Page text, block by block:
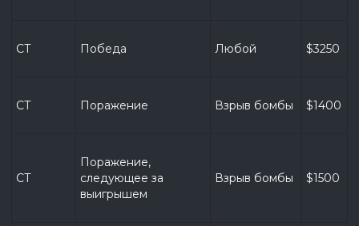
CT Победа Любой $3250
CT Поражение Взрыв бомбы $1400
CT
Поражение,
следующее за
выигрышем
Взрыв бомбы $1500